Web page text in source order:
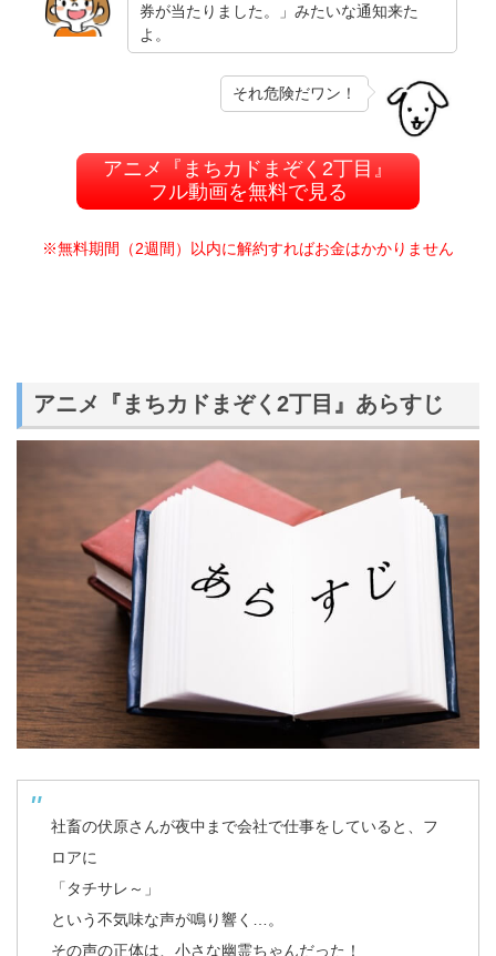
券が当たりました。」みたいな通知来た
よ。
それ危険だワン！
アニメ『まちカドまぞく2丁目』
フル動画を無料で見る
※無料期間（2週間）以内に解約すればお金はかかりません
アニメ『まちカドまぞく2丁目』あらすじ
社畜の伏原さんが夜中まで会社で仕事をしていると、フ
ロアに
「タチサレ～」
という不気味な声が鳴り響く…。
その声の正体は、小さな幽霊ちゃんだった！